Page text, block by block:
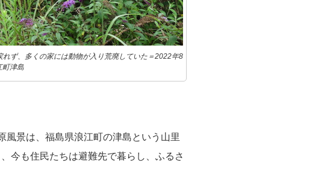
ず、多くの家には動物が入り荒廃していた＝2022年8
町津島
風景は、福島県浪江町の津島という山里
今も住民たちは避難先で暮らし、ふるさ